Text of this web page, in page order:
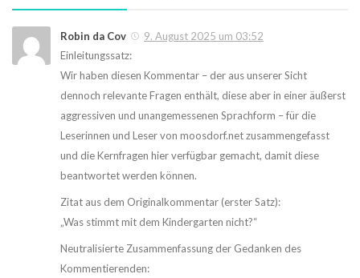
Robin da Cov
9. August 2025 um 03:52
Einleitungssatz:
Wir haben diesen Kommentar – der aus unserer Sicht
dennoch relevante Fragen enthält, diese aber in einer äußerst
aggressiven und unangemessenen Sprachform – für die
Leserinnen und Leser von moosdorf.net zusammengefasst
und die Kernfragen hier verfügbar gemacht, damit diese
beantwortet werden können.
Zitat aus dem Originalkommentar (erster Satz):
„Was stimmt mit dem Kindergarten nicht?“
Neutralisierte Zusammenfassung der Gedanken des
Kommentierenden: